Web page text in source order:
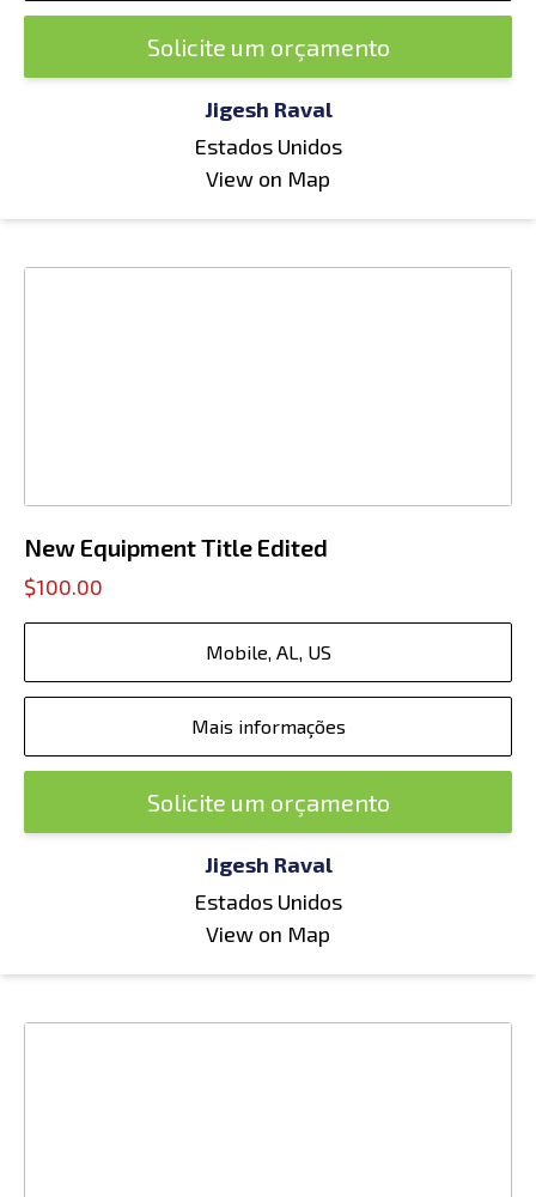
Solicite um orçamento
Jigesh Raval
Estados Unidos
View on Map
New Equipment Title Edited
$100.00
Mobile, AL, US
Mais informações
Solicite um orçamento
Jigesh Raval
Estados Unidos
View on Map